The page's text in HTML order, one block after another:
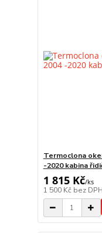
Termoclona
-2020 kabina
1 815 Kč/ks
1 500 Kč bez DPH